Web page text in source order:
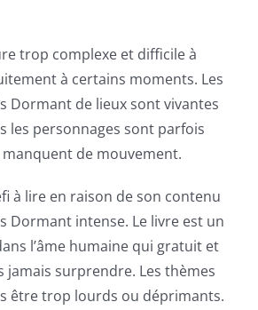
trop complexe et difficile à
à certains moments. Les
Dormant de lieux sont vivantes
les personnages sont parfois
de mouvement.
à lire en raison de son contenu
Dormant intense. Le livre est un
l’âme humaine qui gratuit et
jamais surprendre. Les thèmes
être trop lourds ou déprimants.